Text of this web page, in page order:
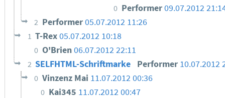
0 Performer09.07.2012
2 Performer05.07.2012 11:26
1 T-Rex05.07.2012 10:18
0 O'Brien06.07.2012 22:11
2 SELFHTML-Schriftmarke Performer 10.07.2012
0 Vinzenz Mai 11.07.2012 00:36
0 Kai345 11.07.2012 00:47